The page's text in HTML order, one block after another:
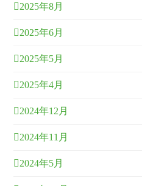
2025年8月
2025年6月
2025年5月
2025年4月
2024年12月
2024年11月
2024年5月